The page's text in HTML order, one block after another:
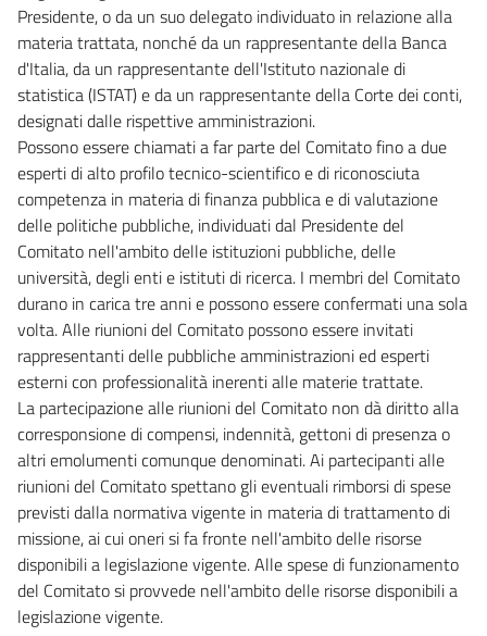
Gestioni commissariali e Alitalia
41
42
43
43 bis
43 ter
43 quater
44
44 bis
Capo II
Imprese agricole
45
Capo III
Sport
46
46 bis
Titolo IV
Investimenti e rafforzamento del sistema di prevenzione antimafia
Capo I
Investimenti e rafforzamento del sistema di prevenzione antimafia
47
48
Presidente, o da un suo delegato individuato in relazione alla
materia trattata, nonché da un rappresentante della Banca
d'Italia, da un rappresentante dell'Istituto nazionale di
statistica (ISTAT) e da un rappresentante della Corte dei conti,
designati dalle rispettive amministrazioni.
Possono essere chiamati a far parte del Comitato fino a due
esperti di alto profilo tecnico-scientifico e di riconosciuta
competenza in materia di finanza pubblica e di valutazione
delle politiche pubbliche, individuati dal Presidente del
Comitato nell'ambito delle istituzioni pubbliche, delle
università, degli enti e istituti di ricerca. I membri del Comitato
durano in carica tre anni e possono essere confermati una sola
volta. Alle riunioni del Comitato possono essere invitati
rappresentanti delle pubbliche amministrazioni ed esperti
esterni con professionalità inerenti alle materie trattate.
La partecipazione alle riunioni del Comitato non dà diritto alla
corresponsione di compensi, indennità, gettoni di presenza o
altri emolumenti comunque denominati. Ai partecipanti alle
riunioni del Comitato spettano gli eventuali rimborsi di spese
previsti dalla normativa vigente in materia di trattamento di
missione, ai cui oneri si fa fronte nell'ambito delle risorse
disponibili a legislazione vigente. Alle spese di funzionamento
del Comitato si provvede nell'ambito delle risorse disponibili a
legislazione vigente.